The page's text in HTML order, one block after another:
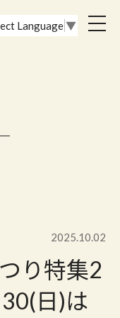
Language ▼
2025.10.02
り特集2
日)は